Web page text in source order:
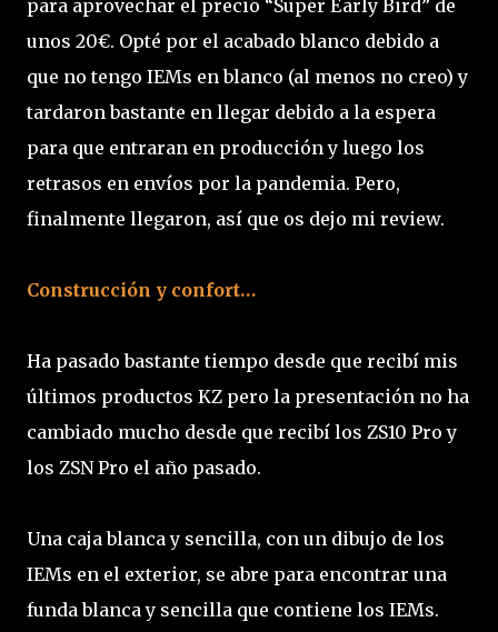
para aprovechar el precio “Super Early Bird” de
unos 20€. Opté por el acabado blanco debido a
que no tengo IEMs en blanco (al menos no creo) y
tardaron bastante en llegar debido a la espera
para que entraran en producción y luego los
retrasos en envíos por la pandemia. Pero,
finalmente llegaron, así que os dejo mi review.
Construcción y confort…
Ha pasado bastante tiempo desde que recibí mis
últimos productos KZ pero la presentación no ha
cambiado mucho desde que recibí los ZS10 Pro y
los ZSN Pro el año pasado.
Una caja blanca y sencilla, con un dibujo de los
IEMs en el exterior, se abre para encontrar una
funda blanca y sencilla que contiene los IEMs.